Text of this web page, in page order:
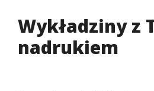
Wykładziny z
nadrukiem